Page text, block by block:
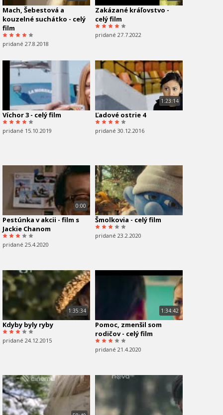
Mach, Šebestová a
kouzelné suchátko - celý
film
pridané 27.8.2018
Zakázané kráľovstvo -
celý film
pridané 27.7.2022
Víchor 3 - celý film
pridané 15.10.2019
1:23:14
Ľadové ostrie 4
pridané 30.12.2016
0:00
Pestúnka v akcii - film s
Jackie Chanom
pridané 25.4.2020
Šmolkovia - celý film
pridané 23.2.2020
1:35:34
Kdyby byly ryby
pridané 24.12.2015
1:34:42
Pomoc, zmenšil som
rodičov - celý film
pridané 21.4.2020